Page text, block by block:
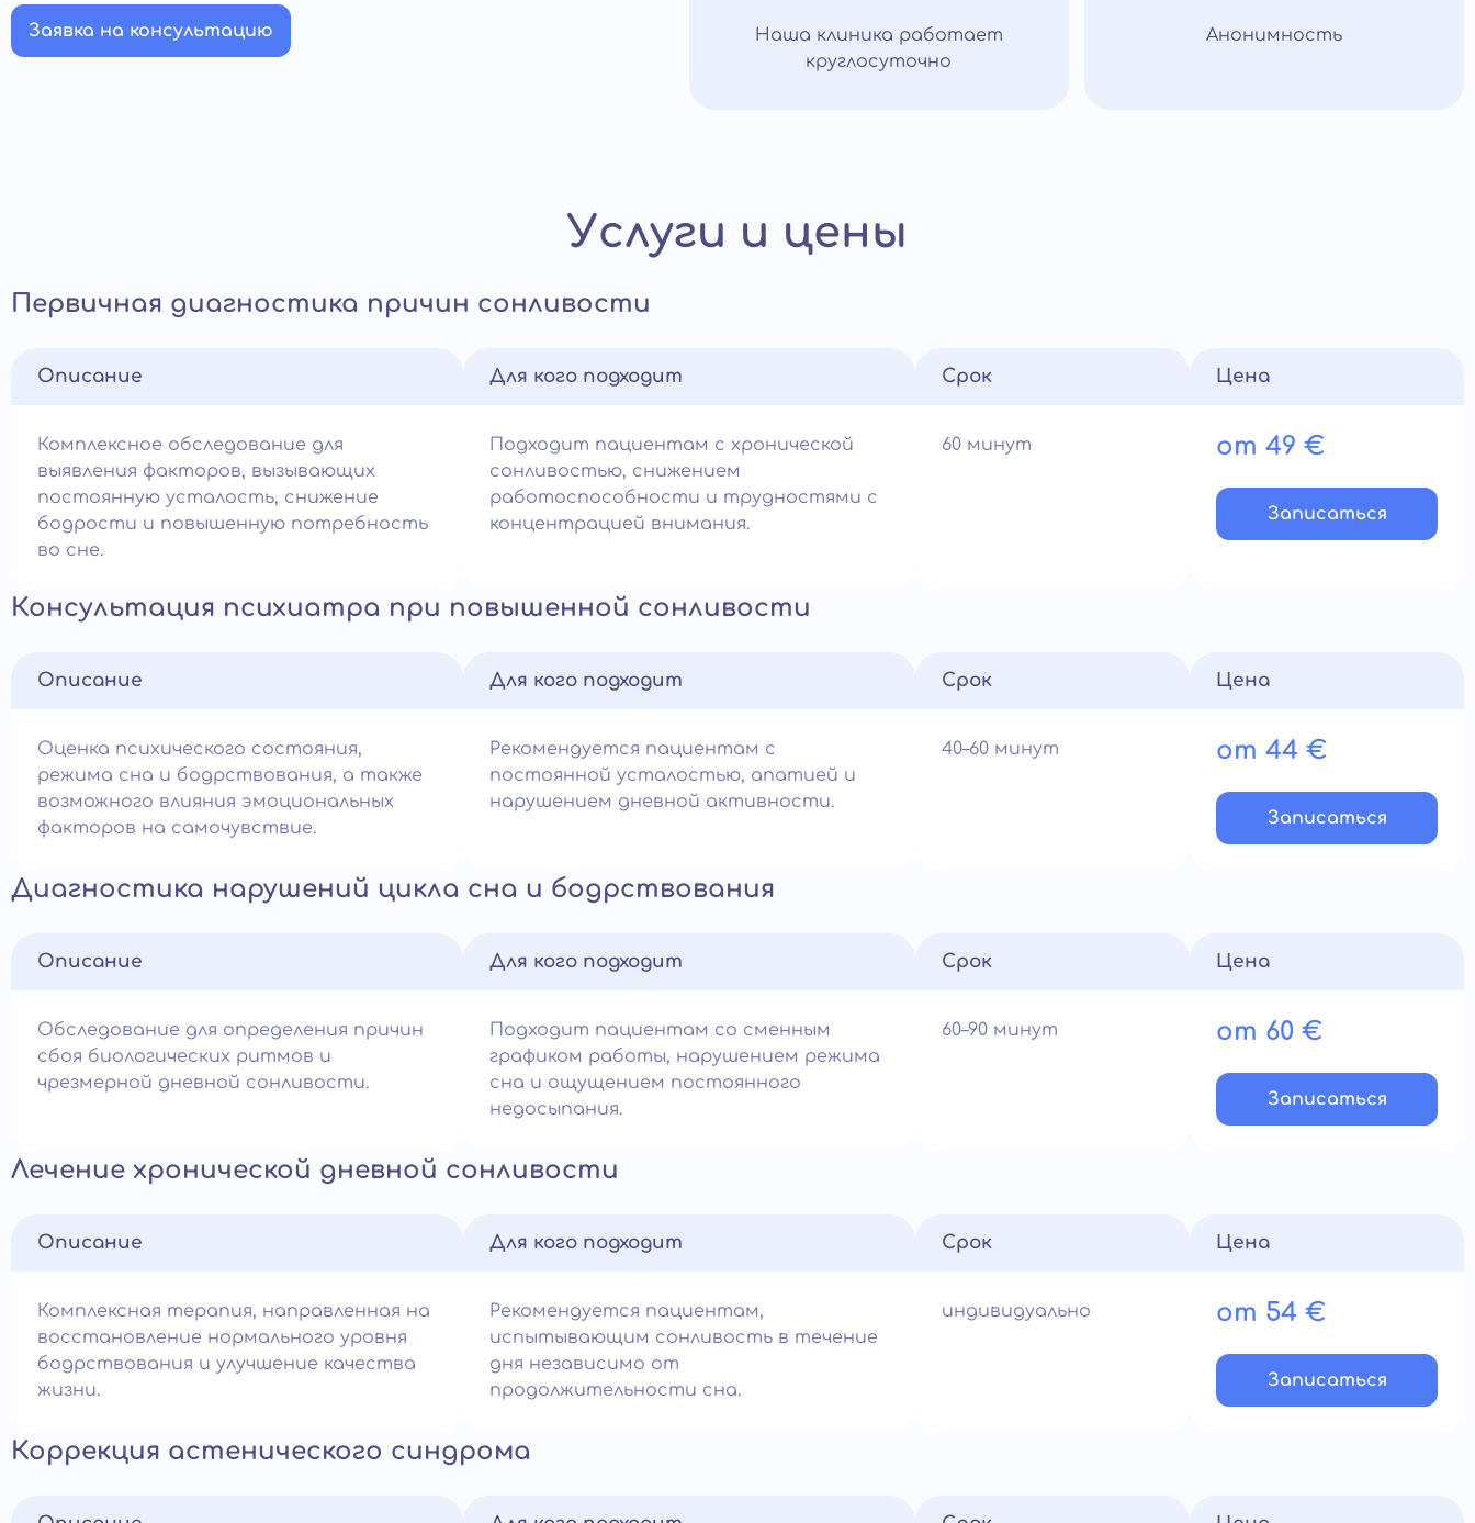
Заявка на консультацию
Наша клиника работает
круглосуточно
Анонимность
Услуги и цены
Первичная диагностика причин сонливости
Описание
Комплексное обследование для
выявления факторов, вызывающих
постоянную усталость, снижение
бодрости и повышенную потребность
во сне.
Для кого подходит
Подходит пациентам с хронической
сонливостью, снижением
работоспособности и трудностями с
концентрацией внимания.
Срок
60 минут
Цена
от 49 €
Записатьcя
Консультация психиатра при повышенной сонливости
Описание
Оценка психического состояния,
режима сна и бодрствования, а также
возможного влияния эмоциональных
факторов на самочувствие.
Для кого подходит
Рекомендуется пациентам с
постоянной усталостью, апатией и
нарушением дневной активности.
Срок
40–60 минут
Цена
от 44 €
Записатьcя
Диагностика нарушений цикла сна и бодрствования
Описание
Обследование для определения причин
сбоя биологических ритмов и
чрезмерной дневной сонливости.
Для кого подходит
Подходит пациентам со сменным
графиком работы, нарушением режима
сна и ощущением постоянного
недосыпания.
Срок
60–90 минут
Цена
от 60 €
Записатьcя
Лечение хронической дневной сонливости
Описание
Комплексная терапия, направленная на
восстановление нормального уровня
бодрствования и улучшение качества
жизни.
Для кого подходит
Рекомендуется пациентам,
испытывающим сонливость в течение
дня независимо от
продолжительности сна.
Срок
индивидуально
Цена
от 54 €
Записатьcя
Коррекция астенического синдрома